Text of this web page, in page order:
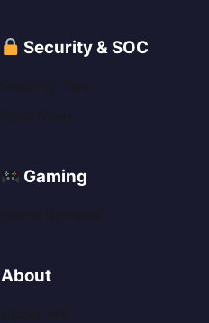
Security & SOC
Gaming
About